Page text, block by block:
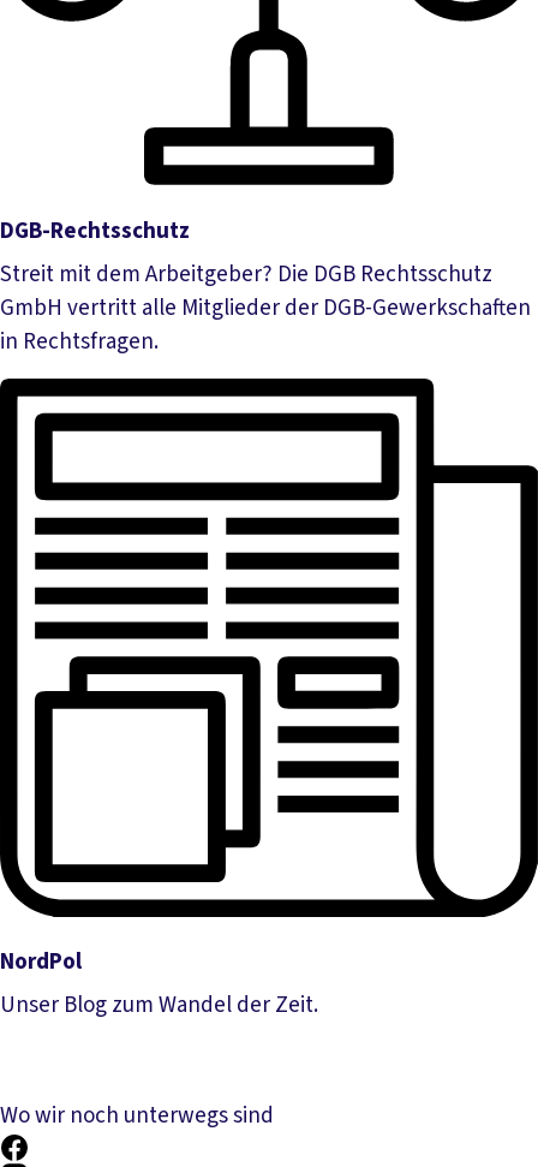
DGB-Rechtsschutz
Streit mit dem Arbeitgeber? Die DGB Rechtsschutz
GmbH vertritt alle Mitglieder der DGB-Gewerkschaften
in Rechtsfragen.
Mehr lesen
NordPol
Unser Blog zum Wandel der Zeit.
Wo wir noch unterwegs sind